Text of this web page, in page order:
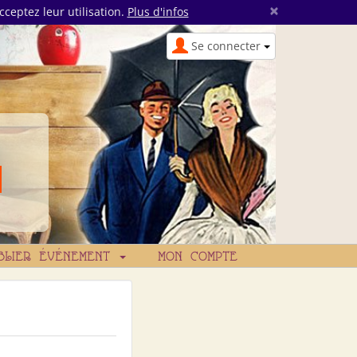
leur utilisation. Plus d'infos ×
Se connecter
ÉVÉNEMENT MON COMPTE